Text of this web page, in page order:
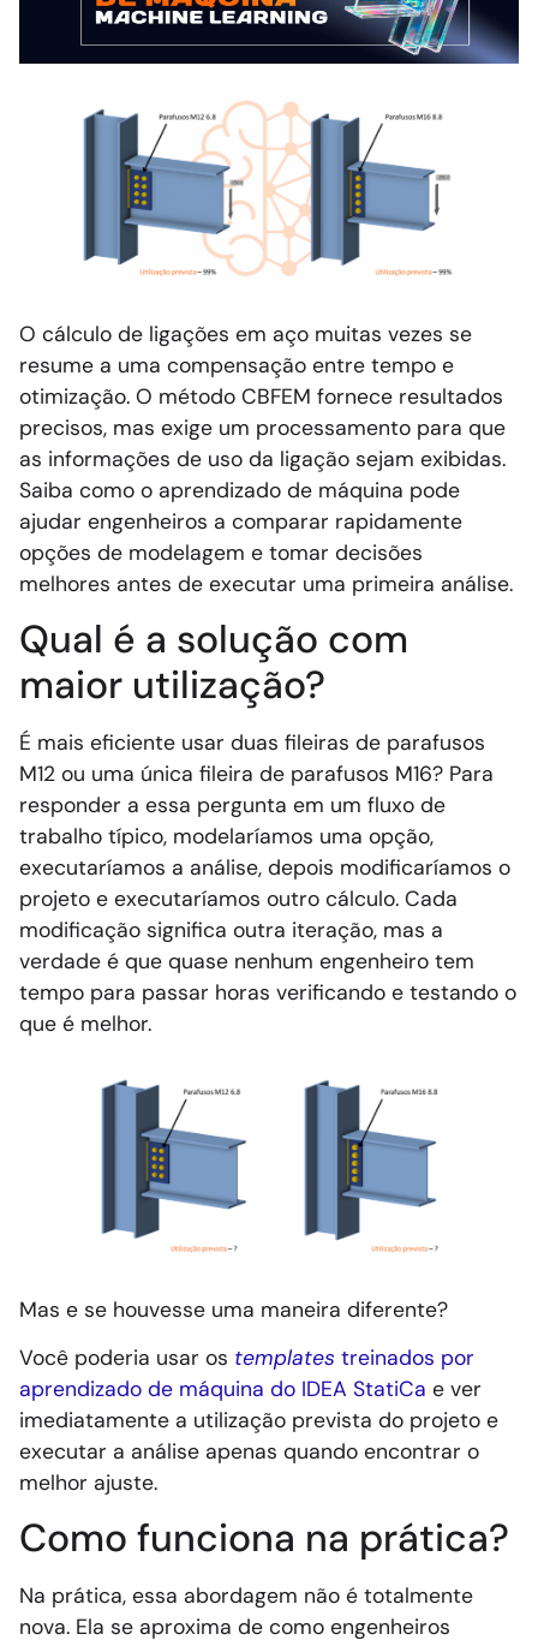
O cálculo de ligações em aço muitas vezes se
resume a uma compensação entre tempo e
otimização. O método CBFEM fornece resultados
precisos, mas exige um processamento para que
as informações de uso da ligação sejam exibidas.
Saiba como o aprendizado de máquina pode
ajudar engenheiros a comparar rapidamente
opções de modelagem e tomar decisões
melhores antes de executar uma primeira análise.
Qual é a solução com
maior utilização?
É mais eficiente usar duas fileiras de parafusos
M12 ou uma única fileira de parafusos M16? Para
responder a essa pergunta em um fluxo de
trabalho típico, modelaríamos uma opção,
executaríamos a análise, depois modificaríamos o
projeto e executaríamos outro cálculo. Cada
modificação significa outra iteração, mas a
verdade é que quase nenhum engenheiro tem
tempo para passar horas verificando e testando o
que é melhor.
Mas e se houvesse uma maneira diferente?
Você poderia usar os templates treinados por
aprendizado de máquina do IDEA StatiCa e ver
imediatamente a utilização prevista do projeto e
executar a análise apenas quando encontrar o
melhor ajuste.
Como funciona na prática?
Na prática, essa abordagem não é totalmente
nova. Ela se aproxima de como engenheiros